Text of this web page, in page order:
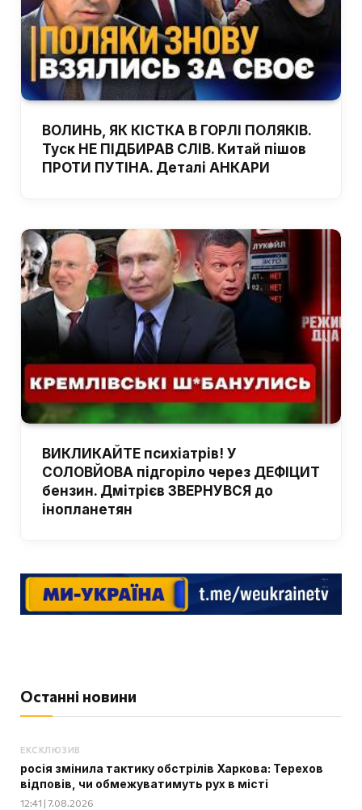
ВОЛИНЬ, ЯК КІСТКА В ГОРЛІ ПОЛЯКІВ.
Туск НЕ ПІДБИРАВ СЛІВ. Китай пішов
ПРОТИ ПУТІНА. Деталі АНКАРИ
ВИКЛИКАЙТЕ психіатрів! У
СОЛОВЙОВА підгоріло через ДЕФІЦИТ
бензин. Дмітрієв ЗВЕРНУВСЯ до
інопланетян
Останні новини
ЕКСКЛЮЗИВ
росія змінила тактику обстрілів Харкова: Терехов
відповів, чи обмежуватимуть рух в місті
12:41 | 7.08.2026